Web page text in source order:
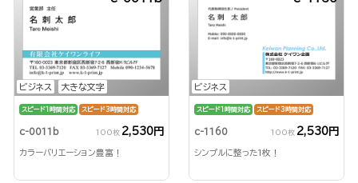
ビジネス 大きな文字
スピード1時間対応 スピード3時間対応
c-0011b 100枚 2,530円
カラーバリエーション豊富！
ビジネス
スピード1時間対応 スピード3時間対応
c-1160 100枚 2,530円
シンプルに整った1枚！